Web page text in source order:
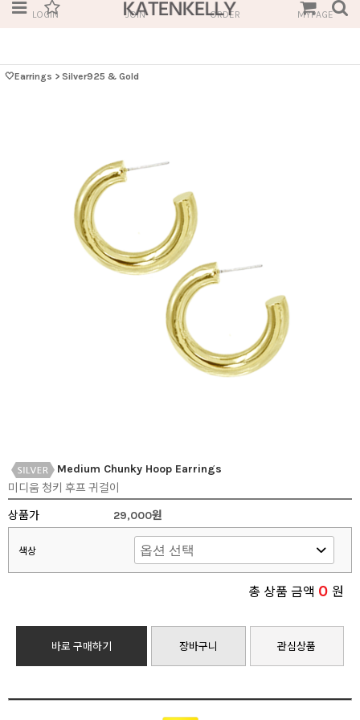
LOGIN JOIN ORDER MYPAGE
🤍Earrings > Silver925 & Gold
Medium Chunky Hoop Earrings
미디움 청키 후프 귀걸이
상품가
29,000원
색상
총 상품 금액 0 원
바로 구매하기 장바구니 관심상품